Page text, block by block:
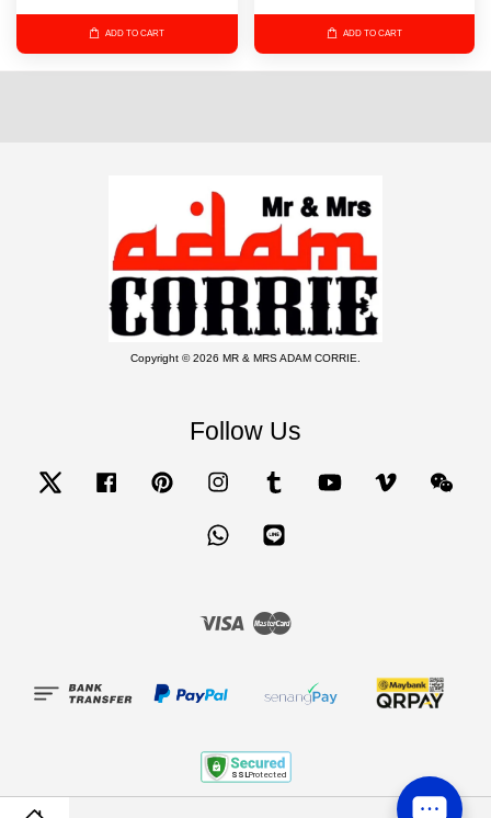
ADD TO CART ADD TO CART
Copyright © 2026 MR & MRS ADAM CORRIE.
Follow Us
Twitter Facebook Pinterest Instagram Tumblr YouTube Vimeo
Whatsapp
Visa